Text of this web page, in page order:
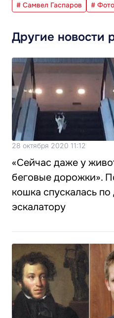
# Самвел Гаспаров
#
Другие новости
28 октября 2020 11:12
«Сейчас даже у
беговые дорожки».
кошка спускалась
эскалатору